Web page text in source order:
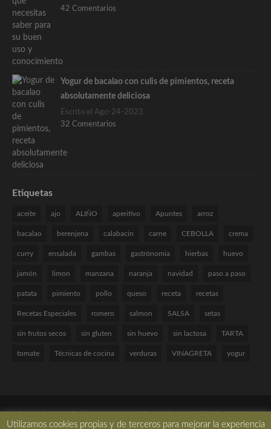
42 Comentarios
Yogur de bacalao con culis de pimientos, receta
absolutamente deliciosa
Escrito el Ago-24-2023
32 Comentarios
Etiquetas
aceite ajo ALIÑO aperitivo Apuntes arroz
bacalao berenjena calabacin carne CEBOLLA crema
curry ensalada gambas gastrónomia hierbas huevo
jamón limon manzana naranja navidad paso a paso
patata pimiento pollo queso receta recetas
Recetas Especiales romero salmon SALSA setas
sin frutos secos sin gluten sin huevo sin lactosa TARTA
tomate Técnicas de cocina verduras VINAGRETA yogur
Copyright © 2017 All rights reserved. -Desarrollado por LBM Diseño Web
Utilizamos cookies propias y de terceros para mejorar la experiencia